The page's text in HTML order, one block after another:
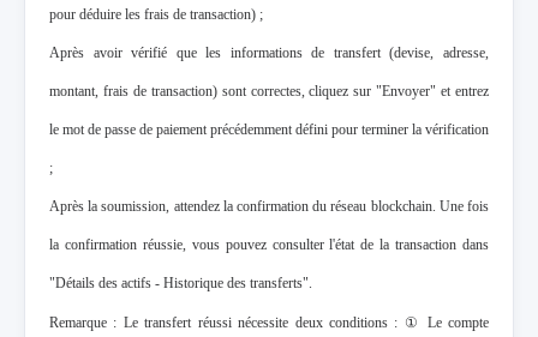
pour déduire les frais de transaction) ;
Après avoir vérifié que les informations de transfert (devise, adresse,
montant, frais de transaction) sont correctes, cliquez sur "Envoyer" et entrez
le mot de passe de paiement précédemment défini pour terminer la vérification
;
Après la soumission, attendez la confirmation du réseau blockchain. Une fois
la confirmation réussie, vous pouvez consulter l'état de la transaction dans
"Détails des actifs - Historique des transferts".
Remarque : Le transfert réussi nécessite deux conditions : ① Le compte